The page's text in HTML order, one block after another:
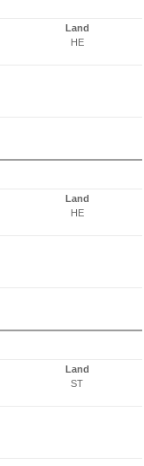
Land
HE
Land
HE
Land
ST